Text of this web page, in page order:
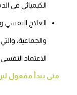
الكيميائي في
العلاج النفسي
والجماعية،
الاعتماد